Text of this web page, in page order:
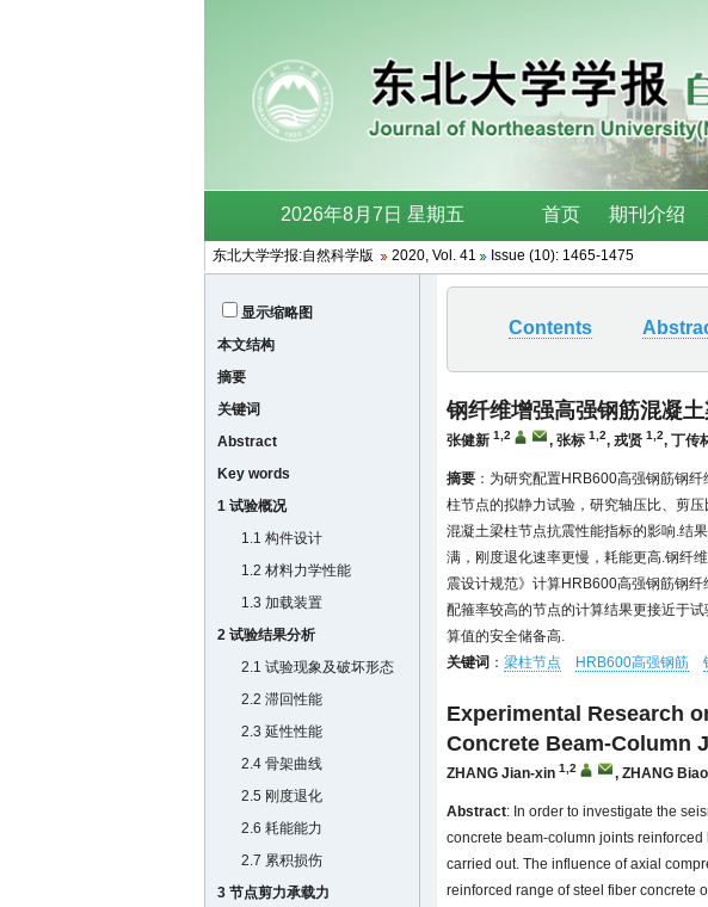
东北大学学报:自然科学版 2020, Vol. 41 Issue (10): 1465-1475
显示缩略图
本文结构
摘要
关键词
Abstract
Key words
1 试验概况
1.1 构件设计
1.2 材料力学性能
1.3 加载装置
2 试验结果分析
2.1 试验现象及破坏形态
2.2 滞回性能
2.3 延性性能
2.4 骨架曲线
2.5 刚度退化
2.6 耗能能力
2.7 累积损伤
3 节点剪力承载力
Contents
钢纤维增强高强钢筋混凝
张健新 1,2 , 张标 1,2, 戎贤 1,2, 丁传
摘要 ：为研究配置HRB600高强钢筋钢
柱节点的拟静力试验，研究轴压比、剪
混凝土梁柱节点抗震性能指标的影响.结
满，刚度退化速率更慢，耗能更高.钢纤
震设计规范》计算HRB600高强钢筋钢
配箍率较高的节点的计算结果更接近于
算值的安全储备高.
关键词 ： 梁柱节点 HRB600高强钢筋
Experimental Research
Concrete Beam-Column
ZHANG Jian-xin 1,2 , ZHANG Biao
Abstract: In order to investigate the
concrete beam-column joints
carried out. The influence of axial
reinforced range of steel fiber concrete